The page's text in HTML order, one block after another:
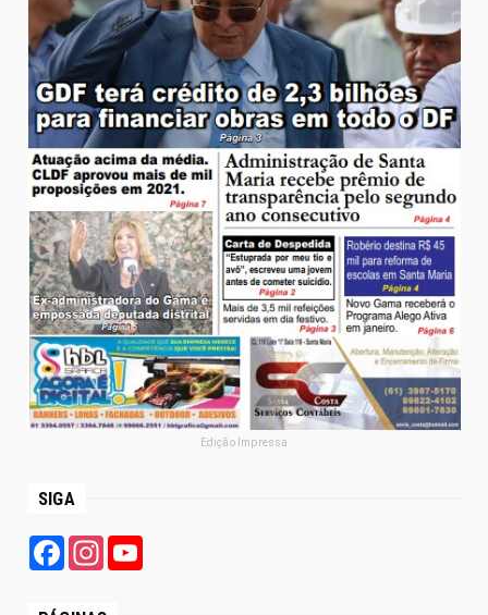
Edição Impressa
SIGA
FacebookInstagram